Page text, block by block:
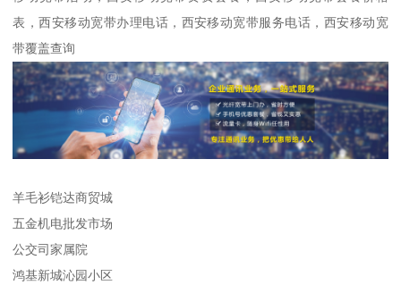
表，西安移动宽带办理电话，西安移动宽带服务电话，西安移动宽
带覆盖查询
羊毛衫铠达商贸城
五金机电批发市场
公交司家属院
鸿基新城沁园小区